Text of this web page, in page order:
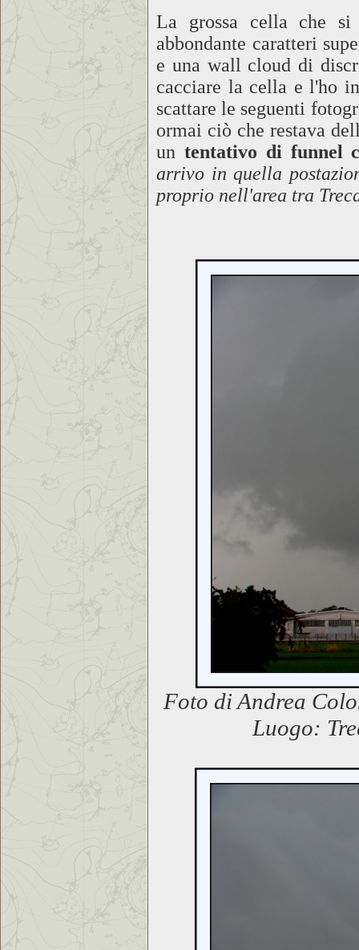
La grossa cella che si
abbondante caratteri
e una wall cloud di
cacciare la cella e l'ho
scattare le seguenti
ormai ciò che restava
un tentativo di funnel
arrivo in quella
proprio nell'area tra
Foto di Andrea
Luogo: